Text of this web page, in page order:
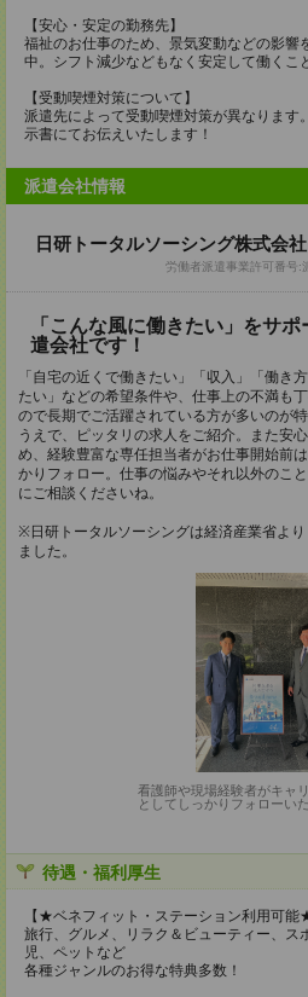
【安心・安定の勤務先】
福祉のお仕事のため、景気変動などの影響
中。シフト減少などもなく安定して働くこ
【受動喫煙対策について】
派遣先によって受動喫煙対策が異なります
示書にてお伝えいたします！
派遣会社情報
日研トータルソーシング株式会
労働者派遣事業許可番号:
「こんな風に働きたい」をサ
遣会社です！
「自宅の近くで働きたい」「収入」「働き
たい」などの希望条件や、仕事上の不満も
ので長期でご活躍されている方が多いのが
うえで、ピッタリの求人をご紹介。また安
め、経験豊富な専任担当者がお仕事開始前
かりフォロー。仕事の悩みやそれ以外のこ
にご相談くださいね。
※日研トータルソーシングは経済産業省よ
ました。
看護師や現場経験者がキャ
としてしっかりフォローい
待遇・福利厚生
【★ベネフィット・ステーション利用可能
旅行、グルメ、リラク＆ビューティー、ス
児、ペットなど
各種ジャンルのお得な特典多数！